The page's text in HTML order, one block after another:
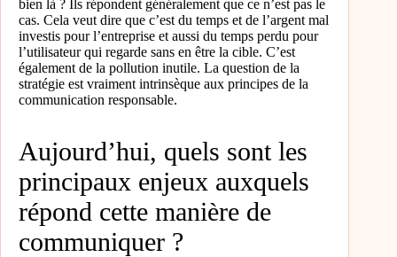
bien là ? Ils répondent généralement que ce n’est pas le
cas. Cela veut dire que c’est du temps et de l’argent mal
investis pour l’entreprise et aussi du temps perdu pour
l’utilisateur qui regarde sans en être la cible. C’est
également de la pollution inutile. La question de la
stratégie est vraiment intrinsèque aux principes de la
communication responsable.
Aujourd’hui, quels sont les
principaux enjeux auxquels
répond cette manière de
communiquer ?